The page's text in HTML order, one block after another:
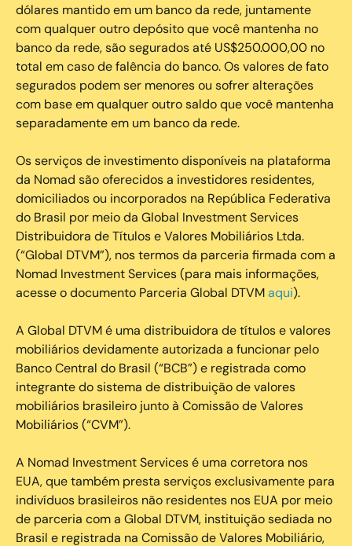
dólares mantido em um banco da rede, juntamente
com qualquer outro depósito que você mantenha no
banco da rede, são segurados até US$250.000,00 no
total em caso de falência do banco. Os valores de fato
segurados podem ser menores ou sofrer alterações
com base em qualquer outro saldo que você mantenha
separadamente em um banco da rede.
Os serviços de investimento disponíveis na plataforma
da Nomad são oferecidos a investidores residentes,
domiciliados ou incorporados na República Federativa
do Brasil por meio da Global Investment Services
Distribuidora de Títulos e Valores Mobiliários Ltda.
(“Global DTVM”), nos termos da parceria firmada com a
Nomad Investment Services (para mais informações,
acesse o documento Parceria Global DTVMaqui).
A Global DTVM é uma distribuidora de títulos e valores
mobiliários devidamente autorizada a funcionar pelo
Banco Central do Brasil (“BCB”) e registrada como
integrante do sistema de distribuição de valores
mobiliários brasileiro junto à Comissão de Valores
Mobiliários (“CVM”).
‍A Nomad Investment Services é uma corretora nos
EUA, que também presta serviços exclusivamente para
indivíduos brasileiros não residentes nos EUA por meio
de parceria com a Global DTVM, instituição sediada no
Brasil e registrada na Comissão de Valores Mobiliário,